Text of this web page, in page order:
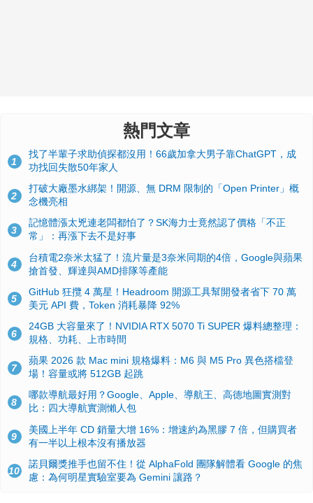
熱門文章
1
找了半輩子求助偵探都沒用！66歲加拿大男子靠ChatGPT，成
功找回失散50年家人
2
打破大廠墨水綁架！開源、無 DRM 限制的「Open Printer」概
念機亮相
3
記憶體漲太兇連老闆都怕了？SK海力士竟然認了價格「不正
常」：再漲下去不是好事
4
台積電2奈米太猛了！流片量是3奈米同期的4倍，Google與蘋果
搶首發、輝達與AMD排隊等產能
5
GitHub 狂攬 4 萬星！Headroom 開源工具幫開發者省下 70 萬
美元 API 費，Token 消耗暴降 92%
6
24GB 大容量來了！NVIDIA RTX 5070 Ti SUPER 爆料總整理：
規格、功耗、上市時間
7
蘋果 2026 款 Mac mini 規格爆料：M6 與 M5 Pro 異色搭檔登
場！容量或將 512GB 起跳
8
哪款導航最好用？Google、Apple、導航王、高德地圖實測對
比：四大導航實測懶人包
9
美國上半年 CD 銷量大增 16%：增速約為黑膠 7 倍，但購買者
有一半以上根本沒有播放器
10
諾貝爾獎推手也留不住！從 AlphaFold 團隊解體看 Google 的焦
慮：為何明星實驗室要為 Gemini 讓路？